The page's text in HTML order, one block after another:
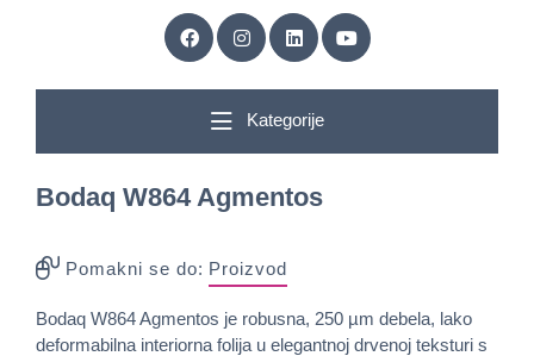
Kategorije
Bodaq W864 Agmentos
Pomakni se do: Proizvod
Bodaq W864 Agmentos je robusna, 250 µm debela, lako
deformabilna interiorna folija u elegantnoj drvenoj teksturi s